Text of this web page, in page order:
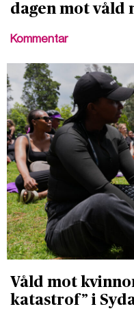
dagen mot våld
Kommentar
Våld mot
katastrof” i